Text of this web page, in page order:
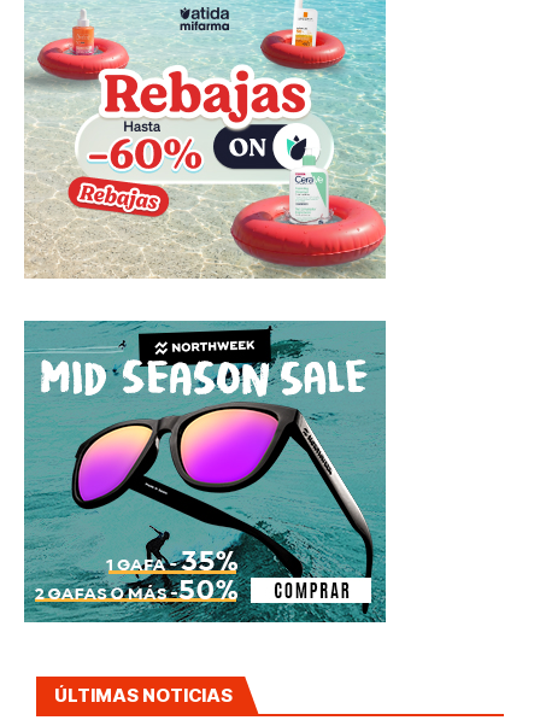
ÚLTIMAS NOTICIAS